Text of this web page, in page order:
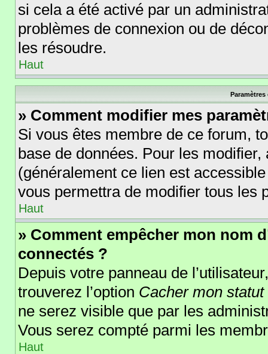
si cela a été activé par un
problèmes de connexion ou de
les résoudre.
Haut
Paramètres
» Comment modifier mes
Si vous êtes membre de ce forum,
base de données. Pour les
(généralement ce lien est
vous permettra de modifier tous les
Haut
» Comment empêcher mon nom
connectés ?
Depuis votre panneau de
trouverez l’option Cacher mon
ne serez visible que par les
Vous serez compté parmi les
Haut